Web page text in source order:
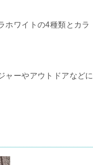
ホワイトの4種類とカラ
ャーやアウトドアなどに